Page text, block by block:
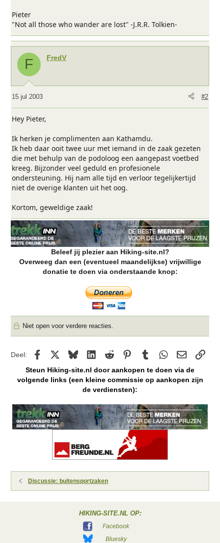
Pieter
"Not all those who wander are lost" -J.R.R. Tolkien-
F FredV
15 jul 2003 #2
Hey Pieter,
Ik herken je complimenten aan Kathamdu.
Ik heb daar ooit twee uur met iemand in de zaak gezeten
die met behulp van de podoloog een aangepast voetbed
kreeg. Bijzonder veel geduld en profesionele
ondersteuning. Hij nam alle tijd en verloor tegelijkertijd
niet de overige klanten uit het oog.
Kortom, geweldige zaak!
Beleef jij plezier aan Hiking-site.nl?
Overweeg dan een (eventueel maandelijkse) vrijwillige
donatie te doen via onderstaande knop:
Niet open voor verdere reacties.
Deel: Facebook BlueskyLinkedInReddit PinterestTumblr WhatsApp
E-mail
Steun Hiking-site.nl door aankopen te doen via de
volgende links (een kleine commissie op aankopen zijn
de verdiensten):
Discussie: buitensportzaken
HIKING-SITE.NL OP:
Facebook
Bluesky